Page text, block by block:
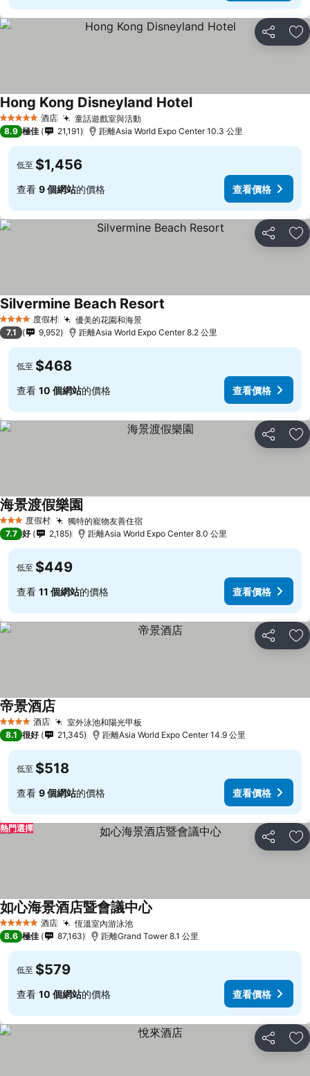
分享 放
5 星級 酒店 童話遊戲室與活動
Hong Kong Disneyland Hotel
8.9 極佳 21,191 距離Asia World Expo Center 10.3 公里
低至 $1,456
查看 9 個網站的價格 查看價格
分享 放
4 星級 度假村 優美的花園和海景
Silvermine Beach Resort
7.1 9,952 距離Asia World Expo Center 8.2 公里
低至 $468
查看 10 個網站的價格 查看價格
分享 放
3 星級 度假村 獨特的寵物友善住宿
海景渡假樂園
7.7 好 2,185 距離Asia World Expo Center 8.0 公里
低至 $449
查看 11 個網站的價格 查看價格
分享 放
4 星級 酒店 室外泳池和陽光甲板
帝景酒店
8.1 很好 21,345 距離Asia World Expo Center 14.9 公里
低至 $518
查看 9 個網站的價格 查看價格
分享 放
熱門選擇
5 星級 酒店 恆溫室內游泳池
如心海景酒店暨會議中心
8.6 極佳 87,163 距離Grand Tower 8.1 公里
低至 $579
查看 10 個網站的價格 查看價格
分享 放